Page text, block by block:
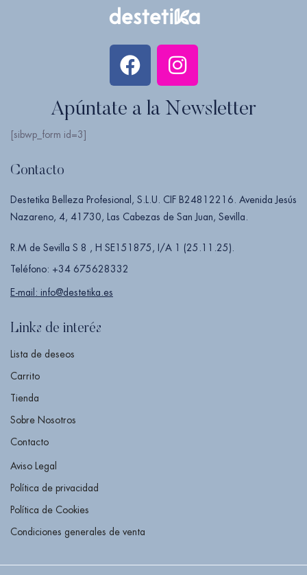
Apúntate a la Newsletter
[sibwp_form id=3]
Contacto
Destetika Belleza Profesional, S.L.U. CIF B24812216. Avenida Jesús
Nazareno, 4, 41730, Las Cabezas de San Juan, Sevilla.
R.M de Sevilla S 8 , H SE151875, I/A 1 (25.11.25).
Teléfono: +34 675628332
E-mail: info@destetika.es
Links de interés
Lista de deseos
Carrito
Tienda
Sobre Nosotros
Contacto
Aviso Legal
Política de privacidad
Política de Cookies
Condiciones generales de venta